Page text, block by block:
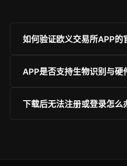
如何验证欧义交易所APP的
请务必通过官网（
明二维码或点击非官方链接。
APP是否支持生物识别与硬
支持Face ID / Touch ID / 指
下载后无法注册或登录怎么
心→在线客服】提交设备型号